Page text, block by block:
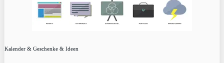
Kalender & Geschenke & Ideen